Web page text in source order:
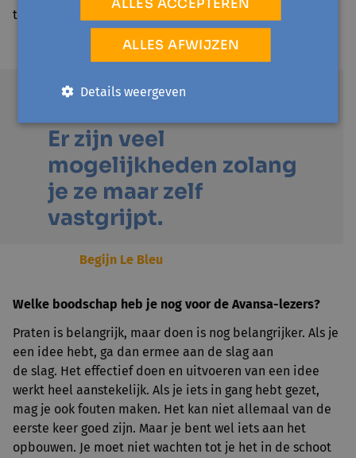
theater.
Er zijn veel
mogelijkheden zolang
je ze maar zelf
vastgrijpt.
Begijn Le Bleu
Welke boodschap heb je nog voor de Avansa-lezers?
Praten is belangrijk, maar doen is nog belangrijker. Als je
een idee hebt, ga dan ermee aan de slag aan
de slag. Het effectief doen en uitvoeren van een idee
werkt heel aanstekelijk. Als je iets in gang hebt gezet,
mag je ook fouten maken. Het kan niet allemaal van de
eerste keer goed zijn. Maar je bent wel iets aan het
opbouwen. Je moet niet wachten tot je het in de schoot
ALLES AFWIJZEN
Details weergeven